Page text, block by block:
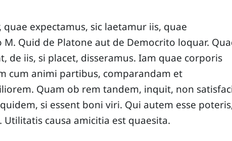
expectamus, sic laetamur iis, quae
M. Quid de Platone aut de Democrito loquar.
de iis, si placet, disseramus. Iam quae corporis
cum animi partibus, comparandam et
Quam ob rem tandem, inquit, non
si essent boni viri. Qui autem esse
causa amicitia est quaesita.